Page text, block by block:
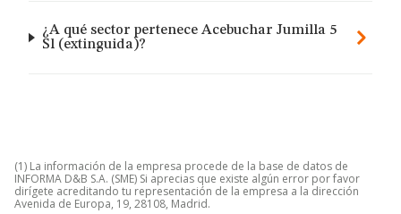
¿A qué sector pertenece Acebuchar Jumilla 5
Sl (extinguida)?
(1) La información de la empresa procede de la base de datos de
INFORMA D&B S.A. (SME) Si aprecias que existe algún error por favor
dirígete acreditando tu representación de la empresa a la dirección
Avenida de Europa, 19, 28108, Madrid.